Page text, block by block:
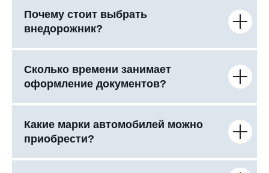
Почему стоит выбрать
внедорожник?
Сколько времени занимает
оформление документов?
Какие марки автомобилей можно
приобрести?